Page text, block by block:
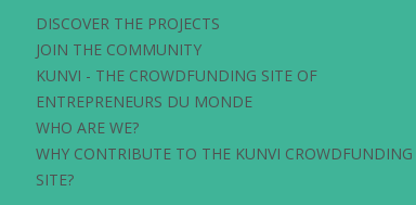
DISCOVER THE PROJECTS
JOIN THE COMMUNITY
KUNVI - THE CROWDFUNDING SITE OF
ENTREPRENEURS DU MONDE
WHO ARE WE?
WHY CONTRIBUTE TO THE KUNVI CROWDFUNDING
SITE?